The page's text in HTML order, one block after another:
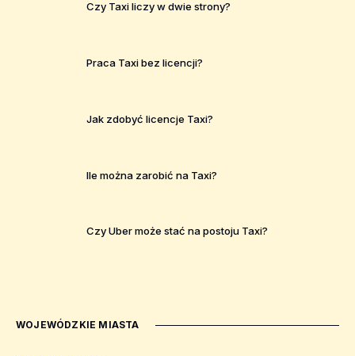
Czy Taxi liczy w dwie strony?
Praca Taxi bez licencji?
Jak zdobyć licencje Taxi?
Ile można zarobić na Taxi?
Czy Uber może stać na postoju Taxi?
WOJEWÓDZKIE MIASTA